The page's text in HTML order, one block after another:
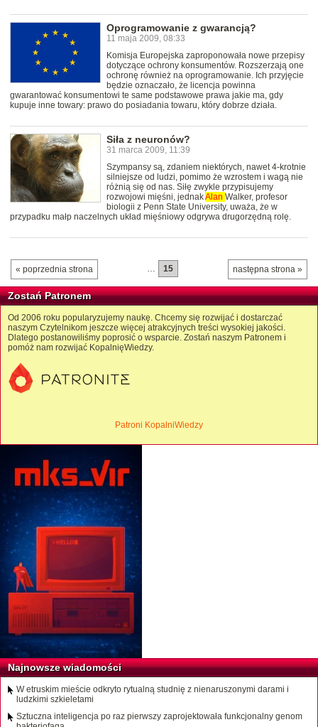
Oprogramowanie z gwarancją?
11 maja 2009, 08:33
Komisja Europejska zaproponowała nowe przepisy
dotyczące ochrony konsumentów. Rozszerzają one
ochronę również na oprogramowanie. Ich przyjęcie
będzie oznaczało, że licencja powinna
gwarantować konsumentowi te same podstawowe prawa jakie ma, gdy
kupuje inne towary: prawo do posiadania towaru, który dobrze działa.
Siła z neuronów?
31 marca 2009, 11:39
Szympansy są, zdaniem niektórych, nawet 4-krotnie
silniejsze od ludzi, pomimo że wzrostem i wagą nie
różnią się od nas. Siłę zwykle przypisujemy
rozwojowi mięśni, jednakAlan Walker, profesor
biologii z Penn State University, uważa, że w
przypadku małp naczelnych układ mięśniowy odgrywa drugorzędną rolę.
« poprzednia strona następna strona »
… 15
Zostań Patronem
Od 2006 roku popularyzujemy naukę. Chcemy się rozwijać i dostarczać
naszym Czytelnikom jeszcze więcej atrakcyjnych treści wysokiej jakości.
Dlatego postanowiliśmy poprosić o wsparcie. Zostań naszym Patronem i
pomóż nam rozwijać KopalnięWiedzy.
Patroni KopalniWiedzy
Najnowsze wiadomości
W etruskim mieście odkryto rytualną studnię z nienaruszonymi darami i
ludzkimi szkieletami
Sztuczna inteligencja po raz pierwszy zaprojektowała funkcjonalny genom